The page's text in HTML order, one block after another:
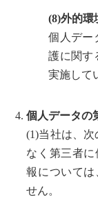
(8)外的環
個人デー
護に関す
実施して
個人データの
(1)当社は、
なく第三者
報については
せん。